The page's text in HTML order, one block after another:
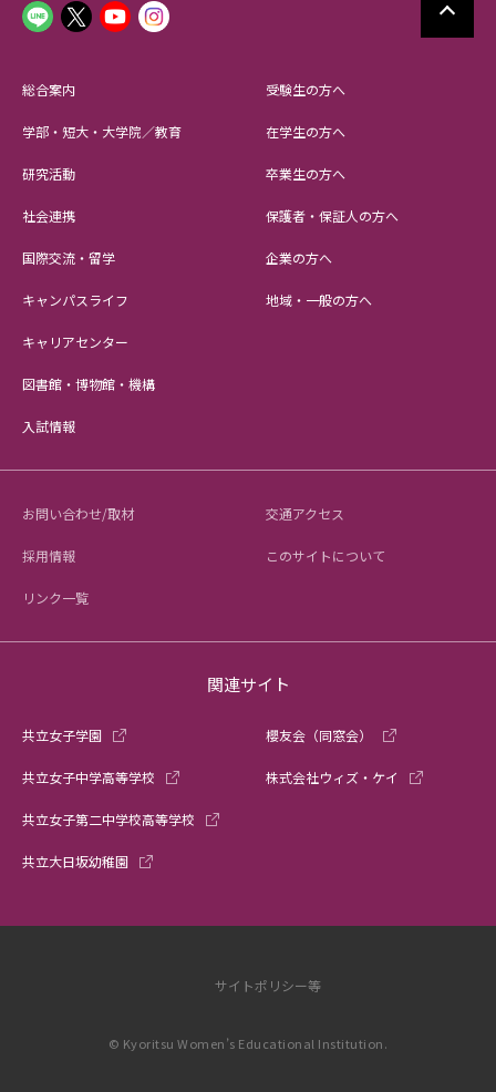
総合案内
学部・短大・大学院／教育
研究活動
社会連携
国際交流・留学
キャンパスライフ
キャリアセンター
図書館・博物館・機構
入試情報
受験生の方へ
在学生の方へ
卒業生の方へ
保護者・保証人の方へ
企業の方へ
地域・一般の方へ
お問い合わせ/取材 交通アクセス
採用情報 このサイトについて
リンク一覧
関連サイト
共立女子学園
共立女子中学高等学校
共立女子第二中学校高等学校
共立大日坂幼稚園
櫻友会（同窓会）
株式会社ウィズ・ケイ
© Kyoritsu Women’s Educational Institution.
サイトポリシー等